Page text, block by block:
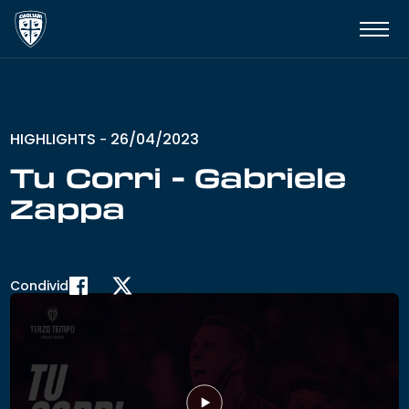
HIGHLIGHTS - 26/04/2023
Tu Corri - Gabriele
Zappa
Condividi